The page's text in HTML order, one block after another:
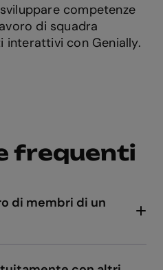
competenze
di squadra
con Genially.
frequenti
di membri di un
lavori con poche